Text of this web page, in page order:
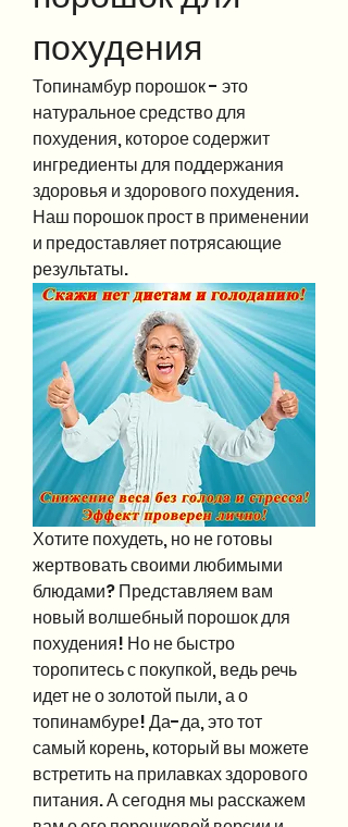
похудения
Топинамбур порошок - это
натуральное средство для
похудения, которое содержит
ингредиенты для поддержания
здоровья и здорового похудения.
Наш порошок прост в применении
и предоставляет потрясающие
результаты.
Хотите похудеть, но не готовы
жертвовать своими любимыми
блюдами? Представляем вам
новый волшебный порошок для
похудения! Но не быстро
торопитесь с покупкой, ведь речь
идет не о золотой пыли, а о
топинамбуре! Да-да, это тот
самый корень, который вы можете
встретить на прилавках здорового
питания. А сегодня мы расскажем